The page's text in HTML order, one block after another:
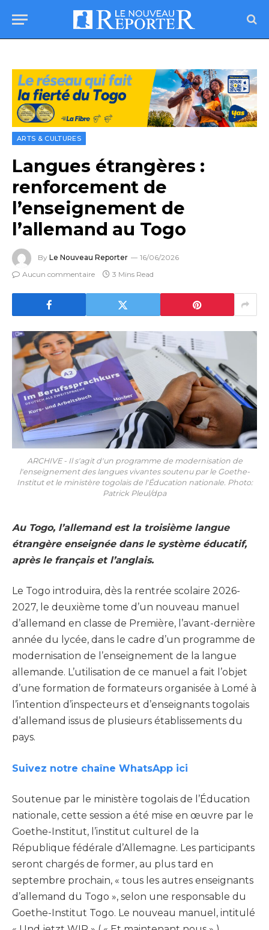
ARTS & CULTURES
Langues étrangères :
renforcement de
l’enseignement de
l’allemand au Togo
By Le Nouveau Reporter
16/06/2026
Aucun commentaire
3 Mins Read
ARCHIVE - Il s'agit d'un programme de modernisation de
l'enseignement des langues vivantes soutenu par le Goethe-
Institut et le ministère togolais de l'Éducation nationale. Photo:
Patrick Pleul/dpa
Au Togo, l’allemand est la troisième langue
étrangère enseignée dans le système éducatif,
après le français et l’anglais.
Le Togo introduira, dès la rentrée scolaire 2026-
2027, le deuxième tome d’un nouveau manuel
d’allemand en classe de Première, l’avant-dernière
année du lycée, dans le cadre d’un programme de
modernisation de l’enseignement de la langue
allemande. L’utilisation de ce manuel a fait l’objet
d’une formation de formateurs organisée à Lomé à
l’intention d’inspecteurs et d’enseignants togolais
d’allemand issus de plusieurs établissements du
pays.
Suivez notre chaîne WhatsApp ici
Soutenue par le ministère togolais de l’Éducation
nationale, cette session a été mise en œuvre par le
Goethe-Institut, l’institut culturel de la
République fédérale d’Allemagne. Les participants
seront chargés de former, au plus tard en
septembre prochain, « tous les autres enseignants
d’allemand du Togo », selon une responsable du
Goethe-Institut Togo. Le nouveau manuel, intitulé